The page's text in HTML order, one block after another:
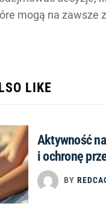
mogą na zawsze
LIKE
Aktywność
i ochronę
BY